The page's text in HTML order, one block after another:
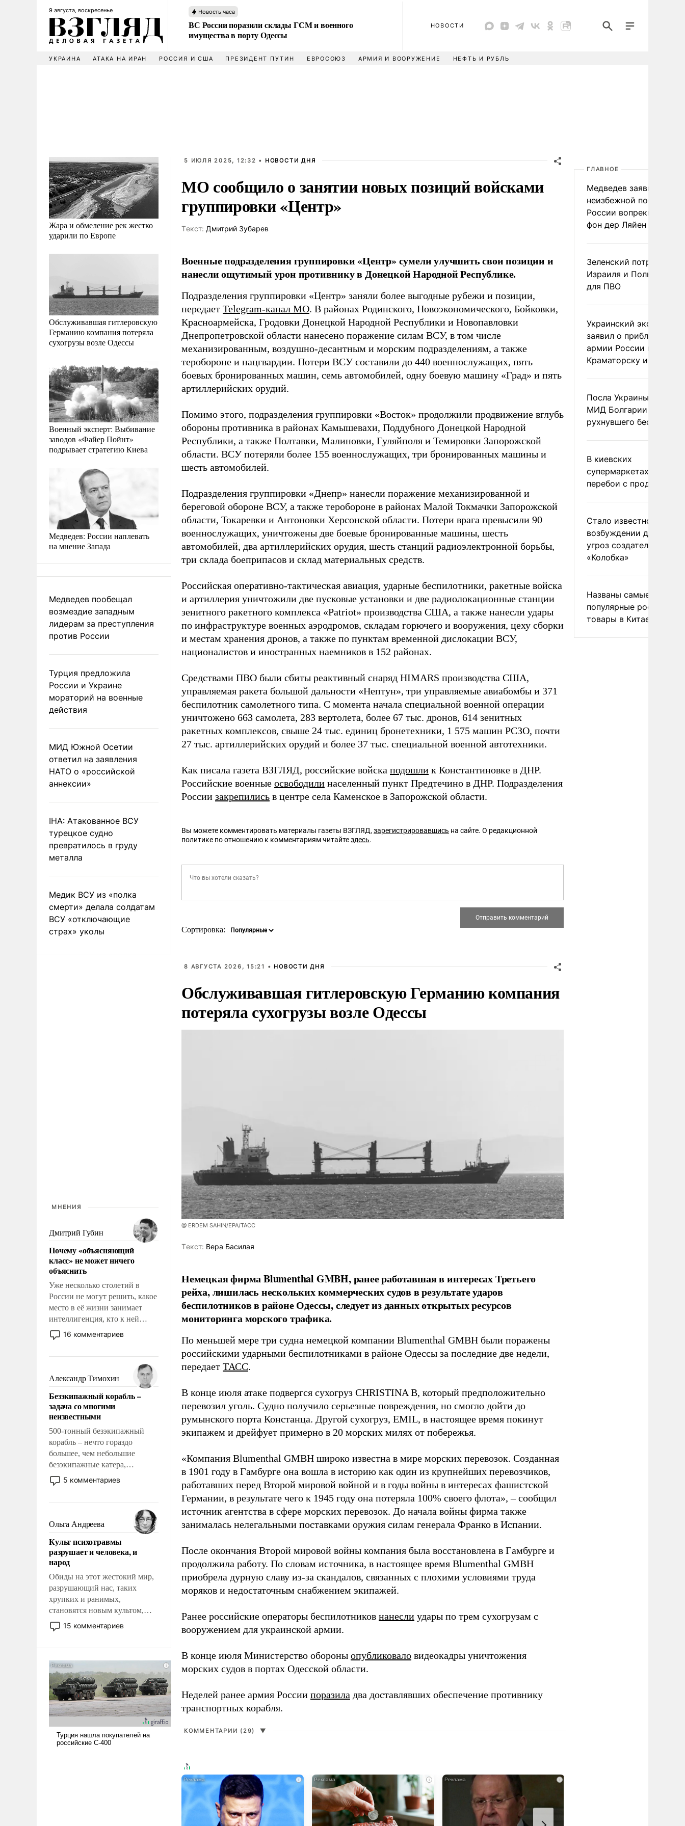
9 августа, воскресенье Новость часа
ВС России поразили склады ГСМ и военного
имущества в порту Одессы
НОВОСТИ
УКРАИНА АТАКА НА ИРАН РОССИЯ И США ПРЕЗИДЕНТ ПУТИН ЕВРОСОЮЗ АРМИЯ И ВООРУЖЕНИЕ НЕФТЬ И РУБЛЬ
Жара и обмеление рек жестко
ударили по Европе
Обслуживавшая гитлеровскую
Германию компания потеряла
сухогрузы возле Одессы
Военный эксперт: Выбивание
заводов «Файер Пойнт»
подрывает стратегию Киева
Медведев: России наплевать
на мнение Запада
Медведев пообещал
возмездие западным
лидерам за преступления
против России
Турция предложила
России и Украине
мораторий на военные
действия
МИД Южной Осетии
ответил на заявления
НАТО о «российской
аннексии»
IHA: Атакованное ВСУ
турецкое судно
превратилось в груду
металла
Медик ВСУ из «полка
смерти» делала солдатам
ВСУ «отключающие
страх» уколы
МНЕНИЯ
Дмитрий Губин
Почему «объясняющий
класс» не может ничего
объяснить
Уже несколько столетий в
России не могут решить, какое
место в её жизни занимает
интеллигенция, кто к ней
принадлежит, а кого из неё
исключили с правом
чем она отличается от просто
образованных людей. Иногда
казалось, что эти вопросы
решены раз и навсегда, но –
нет, не решены.
16 комментариев
Александр Тимохин
Безэкипажный корабль –
задача со многими
неизвестными
500-тонный безэкипажный
корабль – нечто гораздо
большее, чем небольшие
безэкипажные катера,
применение которых уже
стало обыденностью. Задача по
сложна и амбициозна. Однако
и ее реализация радикально
поднимет наши боевые
возможности.
5 комментариев
Ольга Андреева
Культ психотравмы
разрушает и человека, и
народ
Обиды на этот жестокий мир,
разрушающий нас, таких
хрупких и ранимых,
становятся новым культом,
постепенно вытесняя и
отменяя традиционное
ударами судьбы, брать на себя
ответственность, помогать
слабым, идти вперед и
адаптироваться.
15 комментариев
5 ИЮЛЯ 2025, 12:32 • НОВОСТИ ДНЯ
МО сообщило о занятии новых позиций войсками
группировки «Центр»
Tекст: Дмитрий Зубарев
Военные подразделения группировки «Центр» сумели улучшить свои позиции и
нанесли ощутимый урон противнику в Донецкой Народной Республике.
Подразделения группировки «Центр» заняли более выгодные рубежи и позиции,
передает Telegram-канал МО. В районах Родинского, Новоэкономического, Бойковки,
Красноармейска, Гродовки Донецкой Народной Республики и Новопавловки
Днепропетровской области нанесено поражение силам ВСУ, в том числе
механизированным, воздушно-десантным и морским подразделениям, а также
теробороне и нацгвардии. Потери ВСУ составили до 440 военнослужащих, пять
боевых бронированных машин, семь автомобилей, одну боевую машину «Град» и пять
артиллерийских орудий.
Помимо этого, подразделения группировки «Восток» продолжили продвижение вглубь
обороны противника в районах Камышевахи, Поддубного Донецкой Народной
Республики, а также Полтавки, Малиновки, Гуляйполя и Темировки Запорожской
области. ВСУ потеряли более 155 военнослужащих, три бронированных машины и
шесть автомобилей.
Подразделения группировки «Днепр» нанесли поражение механизированной и
береговой обороне ВСУ, а также теробороне в районах Малой Токмачки Запорожской
области, Токаревки и Антоновки Херсонской области. Потери врага превысили 90
военнослужащих, уничтожены две боевые бронированные машины, шесть
автомобилей, два артиллерийских орудия, шесть станций радиоэлектронной борьбы,
три склада боеприпасов и склад материальных средств.
Российская оперативно-тактическая авиация, ударные беспилотники, ракетные войска
и артиллерия уничтожили две пусковые установки и две радиолокационные станции
зенитного ракетного комплекса «Patriot» производства США, а также нанесли удары
по инфраструктуре военных аэродромов, складам горючего и вооружения, цеху сборки
и местам хранения дронов, а также по пунктам временной дислокации ВСУ,
националистов и иностранных наемников в 152 районах.
Средствами ПВО были сбиты реактивный снаряд HIMARS производства США,
управляемая ракета большой дальности «Нептун», три управляемые авиабомбы и 371
беспилотник самолетного типа. С момента начала специальной военной операции
уничтожено 663 самолета, 283 вертолета, более 67 тыс. дронов, 614 зенитных
ракетных комплексов, свыше 24 тыс. единиц бронетехники, 1 575 машин РСЗО, почти
27 тыс. артиллерийских орудий и более 37 тыс. специальной военной автотехники.
Как писала газета ВЗГЛЯД, российские войска подошли к Константиновке в ДНР.
Российские военные освободили населенный пункт Предтечино в ДНР. Подразделения
России закрепились в центре села Каменское в Запорожской области.
Вы можете комментировать материалы газеты ВЗГЛЯД, зарегистрировавшись на сайте. О редакционной
политике по отношению к комментариям читайтездесь.
Сортировка:
8 АВГУСТА 2026, 15:21 • НОВОСТИ ДНЯ
Обслуживавшая гитлеровскую Германию компания
потеряла сухогрузы возле Одессы
@ ERDEM SAHIN/EPA/ТАСС
Tекст: Вера Басилая
Немецкая фирма Blumenthal GMBH, ранее работавшая в интересах Третьего
рейха, лишилась нескольких коммерческих судов в результате ударов
беспилотников в районе Одессы, следует из данных открытых ресурсов
мониторинга морского трафика.
По меньшей мере три судна немецкой компании Blumenthal GMBH были поражены
российскими ударными беспилотниками в районе Одессы за последние две недели,
передает ТАСС.
В конце июля атаке подвергся сухогруз CHRISTINA B, который предположительно
перевозил уголь. Судно получило серьезные повреждения, но смогло дойти до
румынского порта Констанца. Другой сухогруз, EMIL, в настоящее время покинут
экипажем и дрейфует примерно в 20 морских милях от побережья.
«Компания Blumenthal GMBH широко известна в мире морских перевозок. Созданная
в 1901 году в Гамбурге она вошла в историю как один из крупнейших перевозчиков,
работавших перед Второй мировой войной и в годы войны в интересах фашистской
Германии, в результате чего к 1945 году она потеряла 100% своего флота», – сообщил
источник агентства в сфере морских перевозок. До начала войны фирма также
занималась нелегальными поставками оружия силам генерала Франко в Испании.
После окончания Второй мировой войны компания была восстановлена в Гамбурге и
продолжила работу. По словам источника, в настоящее время Blumenthal GMBH
приобрела дурную славу из-за скандалов, связанных с плохими условиями труда
моряков и недостаточным снабжением экипажей.
Ранее российские операторы беспилотников нанесли удары по трем сухогрузам с
вооружением для украинской армии.
В конце июля Министерство обороны опубликовало видеокадры уничтожения
морских судов в портах Одесской области.
Неделей ранее армия России поразила два доставлявших обеспечение противнику
транспортных корабля.
КОММЕНТАРИИ (29) ▼
i i i
ГЛАВНОЕ
Медведев заявил о
неизбежной победе
России вопреки словам
фон дер Ляйен
Зеленский потребовал
Израиля и Польши
для ПВО
Украинский эксперт
заявил о приближении
армии России к
Краматорску и
Посла Украины
МИД Болгарии из-за
рухнувшего
В киевских
супермаркетах
перебои с продуктами
Стало известно о
возбуждении дела из-
угроз создателям
«Колобка»
Названы самые
популярные российские
товары в Китае